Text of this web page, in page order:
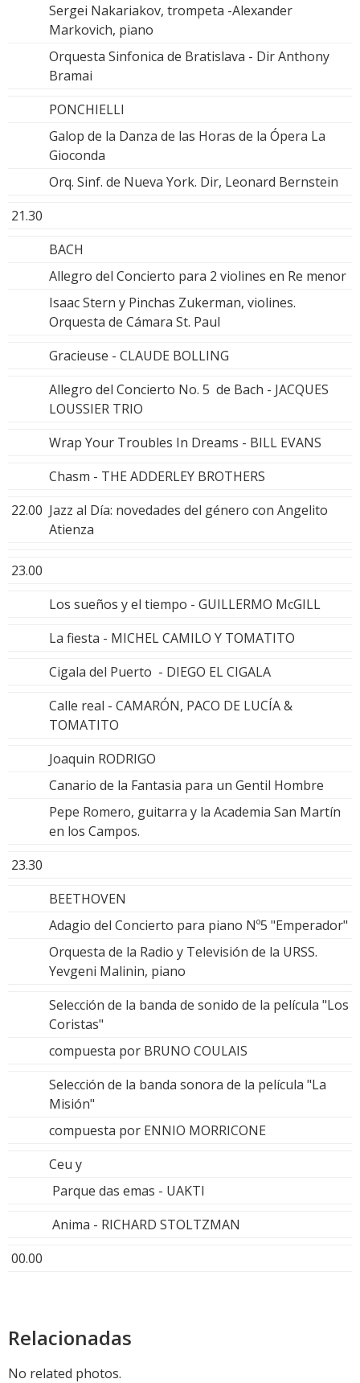
Sergei Nakariakov, trompeta -Alexander
Markovich, piano
Orquesta Sinfonica de Bratislava - Dir Anthony
Bramai
PONCHIELLI
Galop de la Danza de las Horas de la Ópera La
Gioconda
Orq. Sinf. de Nueva York. Dir, Leonard Bernstein
21.30
BACH
Allegro del Concierto para 2 violines en Re menor
Isaac Stern y Pinchas Zukerman, violines.
Orquesta de Cámara St. Paul
Gracieuse - CLAUDE BOLLING
Allegro del Concierto No. 5 de Bach - JACQUES
LOUSSIER TRIO
Wrap Your Troubles In Dreams - BILL EVANS
Chasm - THE ADDERLEY BROTHERS
22.00 Jazz al Día: novedades del género con Angelito
Atienza
23.00
Los sueños y el tiempo - GUILLERMO McGILL
La fiesta - MICHEL CAMILO Y TOMATITO
Cigala del Puerto - DIEGO EL CIGALA
Calle real - CAMARÓN, PACO DE LUCÍA &
TOMATITO
Joaquin RODRIGO
Canario de la Fantasia para un Gentil Hombre
Pepe Romero, guitarra y la Academia San Martín
en los Campos.
23.30
BEETHOVEN
Adagio del Concierto para piano Nº5 "Emperador"
Orquesta de la Radio y Televisión de la URSS.
Yevgeni Malinin, piano
Selección de la banda de sonido de la película "Los
Coristas"
compuesta por BRUNO COULAIS
Selección de la banda sonora de la película "La
Misión"
compuesta por ENNIO MORRICONE
Ceu y
Parque das emas - UAKTI
Anima - RICHARD STOLTZMAN
00.00
Relacionadas
No related photos.